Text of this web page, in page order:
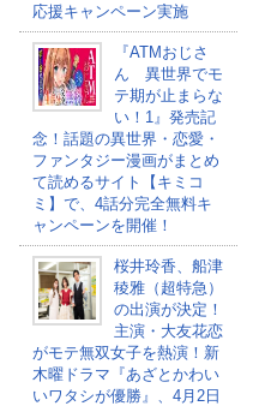
応援キャンペーン実施
『ATMおじさ
ん 異世界でモ
テ期が止まらな
い！1』発売記
念！話題の異世界・恋愛・
ファンタジー漫画がまとめ
て読めるサイト【キミコ
ミ】で、4話分完全無料キ
ャンペーンを開催！
桜井玲香、船津
稜雅（超特急）
の出演が決定！
主演・大友花恋
がモテ無双女子を熱演！新
木曜ドラマ『あざとかわい
いワタシが優勝』、4月2日